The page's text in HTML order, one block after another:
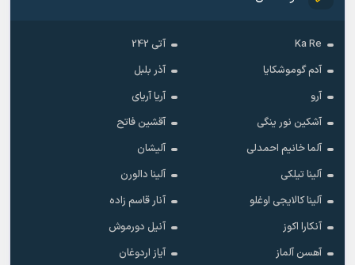
Ka Re
آتی 242
آدم گوموشکایا
آذر بلبل
آرو
آریا آریای
آشکین نور ینگی
آقشین فاتح
آلما خانیم احمدلی
آلیشان
آلینا تیلکی
آلینا دالورن
آلینا کالایجی اوغلو
آنار قاسم زاده
آنکارا اکوز
آنیل دورموش
آهسن آلماز
آیاز اردوغان